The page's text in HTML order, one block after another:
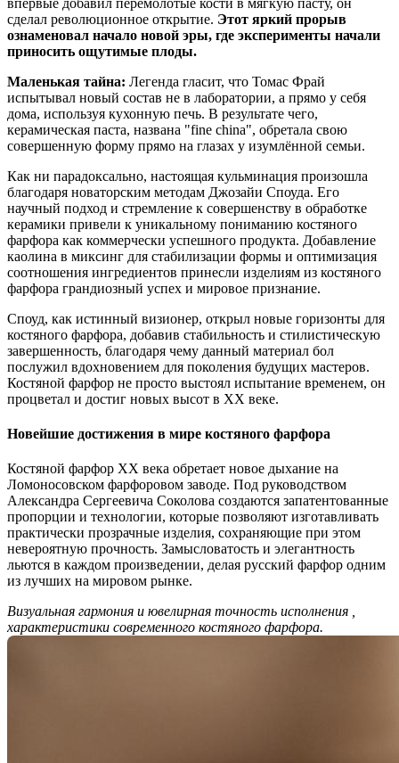
сделал революционное открытие. Этот яркий прорыв
ознаменовал начало новой эры, где эксперименты начали
приносить ощутимые плоды.
Маленькая тайна: Легенда гласит, что Томас Фрай
испытывал новый состав не в лаборатории, а прямо у себя
дома, используя кухонную печь. В результате чего,
керамическая паста, названа "fine china", обретала свою
совершенную форму прямо на глазах у изумлённой семьи.
Как ни парадоксально, настоящая кульминация произошла
благодаря новаторским методам Джозайи Споуда. Его
научный подход и стремление к совершенству в обработке
керамики привели к уникальному пониманию костяного
фарфора как коммерчески успешного продукта. Добавление
каолина в миксинг для стабилизации формы и оптимизация
соотношения ингредиентов принесли изделиям из костяного
фарфора грандиозный успех и мировое признание.
Споуд, как истинный визионер, открыл новые горизонты для
костяного фарфора, добавив стабильность и стилистическую
завершенность, благодаря чему данный материал бол
послужил вдохновением для поколения будущих мастеров.
Костяной фарфор не просто выстоял испытание временем, он
процветал и достиг новых высот в XX веке.
Новейшие достижения в мире костяного фарфора
Костяной фарфор XX века обретает новое дыхание на
Ломоносовском фарфоровом заводе. Под руководством
Александра Сергеевича Соколова создаются запатентованные
пропорции и технологии, которые позволяют изготавливать
практически прозрачные изделия, сохраняющие при этом
невероятную прочность. Замысловатость и элегантность
льются в каждом произведении, делая русский фарфор одним
из лучших на мировом рынке.
Визуальная гармония и ювелирная точность исполнения ,
характеристики современного костяного фарфора.